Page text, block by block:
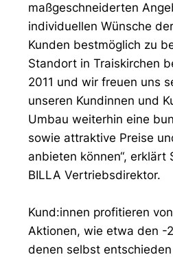
maßgeschneiderten
individuellen Wünsche
Kunden bestmöglich zu
Standort in Traiskirchen
2011 und wir freuen uns
unseren Kundinnen und
Umbau weiterhin eine
sowie attraktive Preise
anbieten können“, erklärt
BILLA Vertriebsdirektor.
Kund:innen profitieren
Aktionen, wie etwa den -
denen selbst